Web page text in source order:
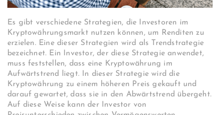
Es gibt verschiedene Strategien, die Investoren im
Kryptowährungsmarkt nutzen können, um Renditen zu
erzielen. Eine dieser Strategien wird als Trendstrategie
bezeichnet. Ein Investor, der diese Strategie anwendet,
muss feststellen, dass eine Kryptowährung im
Aufwärtstrend liegt. In dieser Strategie wird die
Kryptowährung zu einem höheren Preis gekauft und
darauf gewartet, dass sie in den Abwärtstrend übergeht.
Auf diese Weise kann der Investor von